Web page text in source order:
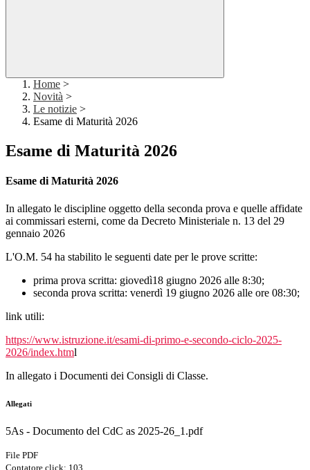
Home >
Novità >
Le notizie >
Esame di Maturità 2026
Esame di Maturità 2026
Esame di Maturità 2026
In allegato le discipline oggetto della seconda prova e quelle affidate
ai commissari esterni, come da Decreto Ministeriale n. 13 del 29
gennaio 2026
L'O.M. 54 ha stabilito le seguenti date per le prove scritte:
prima prova scritta: giovedì18 giugno 2026 alle 8:30;
seconda prova scritta: venerdì 19 giugno 2026 alle ore 08:30;
link utili:
https://www.istruzione.it/esami-di-primo-e-secondo-ciclo-2025-
2026/index.html
In allegato i Documenti dei Consigli di Classe.
Allegati
5As - Documento del CdC as 2025-26_1.pdf
File PDF
Contatore click: 103